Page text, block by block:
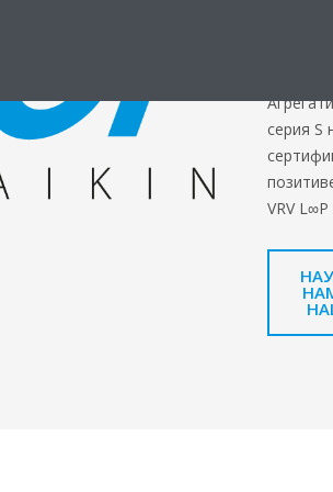
серия S
VRV